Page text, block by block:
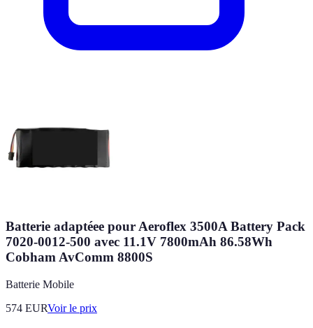
Batterie adaptéee pour Aeroflex 3500A Battery Pack
7020-0012-500 avec 11.1V 7800mAh 86.58Wh
Cobham AvComm 8800S
Batterie Mobile
574 EURVoir le prix